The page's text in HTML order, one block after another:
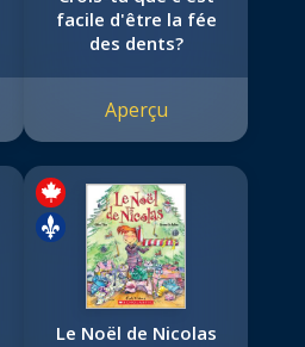
facile d'être la fée
des dents?
Aperçu
Le Noël de Nicolas